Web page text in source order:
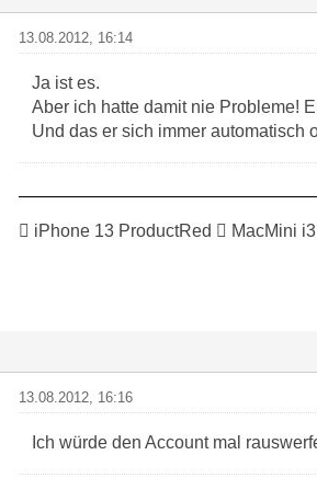
13.08.2012, 16:14
Ja ist es.
Aber ich hatte damit nie Probleme!
Und das er sich immer automatisch
 iPhone 13 ProductRed  MacMini
13.08.2012, 16:16
Ich würde den Account mal